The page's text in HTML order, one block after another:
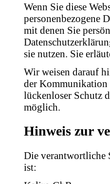
Wenn Sie diese
personenbezogene
mit denen Sie
sie nutzen. Sie
Wir weisen darauf
der Kommunikation
lückenloser Schutz
möglich.
Hinweis zur
Die verantwortliche
ist: